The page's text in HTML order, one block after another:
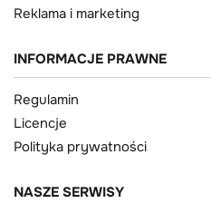
Reklama i marketing
INFORMACJE PRAWNE
Regulamin
Licencje
Polityka prywatności
NASZE SERWISY